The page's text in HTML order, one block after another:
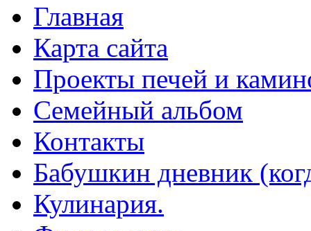
Главная
Карта сайта
Проекты печей и
Семейный альбом
Контакты
Бабушкин дневник
Кулинария.